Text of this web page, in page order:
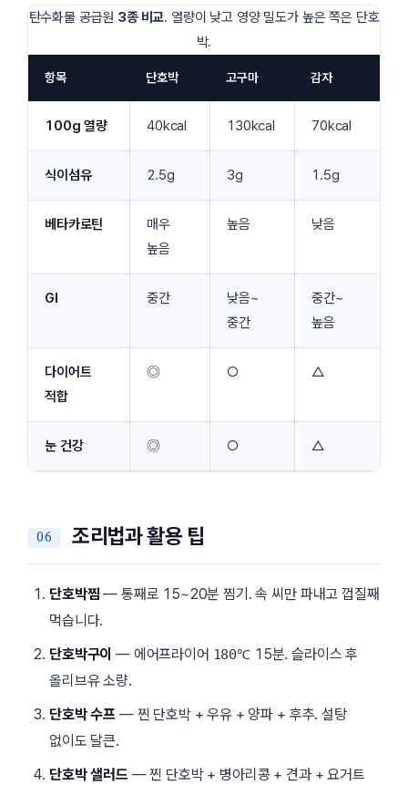
항목 단호박 고구마 감자
100g 열량 40kcal 130kcal 70kcal
식이섬유 2.5g 3g 1.5g
베타카로틴
매우
높음
높음 낮음
GI 중간
낮음~
중간
중간~
높음
다이어트
적합
◎ ○ △
눈 건강 ◎ ○ △
탄수화물 공급원 3종 비교. 열량이 낮고 영양 밀도가 높은 쪽은 단호
박.
조리법과 활용 팁
단호박찜 — 통째로 15~20분 찜기. 속 씨만 파내고 껍질째
먹습니다.
단호박구이 — 에어프라이어 180℃15분. 슬라이스 후
올리브유 소량.
단호박 수프 — 찐 단호박 + 우유 + 양파 + 후추. 설탕
없이도 달큰.
단호박 샐러드 — 찐 단호박 + 병아리콩 + 견과 + 요거트